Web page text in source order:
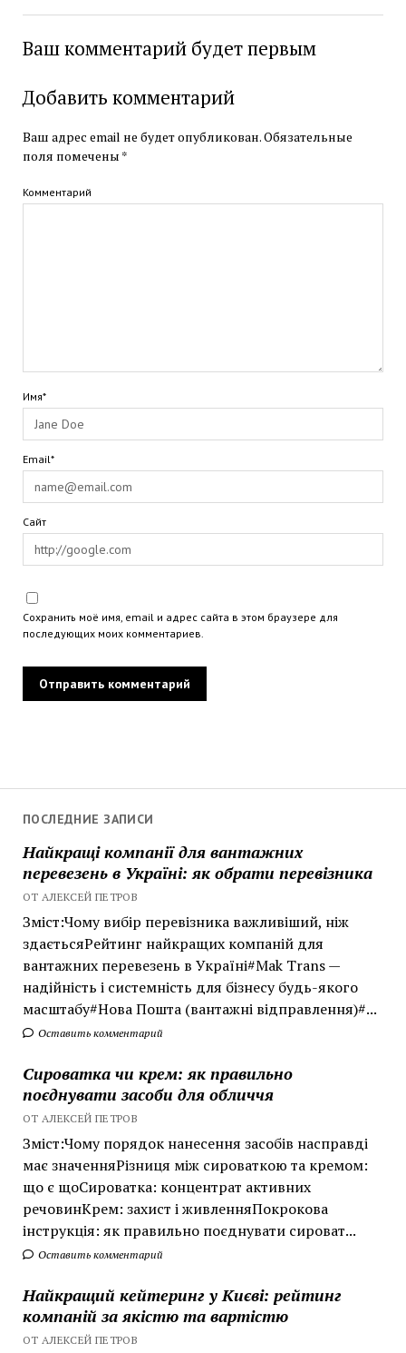
ПОСЛЕДНИЕ ЗАПИСИ
Найкращі компанії для вантажних
перевезень в Україні: як обрати перевізника
ОТ АЛЕКСЕЙ ПЕТРОВ
Зміст:Чому вибір перевізника важливіший, ніж
здаєтьсяРейтинг найкращих компаній для
вантажних перевезень в Україні#Mak Trans —
надійність і системність для бізнесу будь-якого
масштабу#Нова Пошта (вантажні відправлення)#...
Оставить комментарий
Сироватка чи крем: як правильно
поєднувати засоби для обличчя
ОТ АЛЕКСЕЙ ПЕТРОВ
Зміст:Чому порядок нанесення засобів насправді
має значенняРізниця між сироваткою та кремом:
що є щоСироватка: концентрат активних
речовинКрем: захист і живленняПокрокова
інструкція: як правильно поєднувати сироват...
Оставить комментарий
Найкращий кейтеринг у Києві: рейтинг
компаній за якістю та вартістю
ОТ АЛЕКСЕЙ ПЕТРОВ
Ваш комментарий будет первым
Добавить комментарий
Ваш адрес email не будет опубликован.Обязательные
поля помечены *
Комментарий
Имя*
Email*
Сайт
Сохранить моё имя, email и адрес сайта в этом браузере для
последующих моих комментариев.